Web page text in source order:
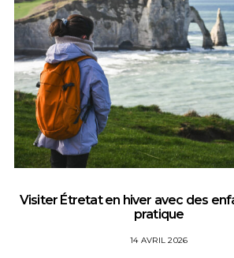
Visiter Étretat en hiver avec des
pratique
14 AVRIL 2026